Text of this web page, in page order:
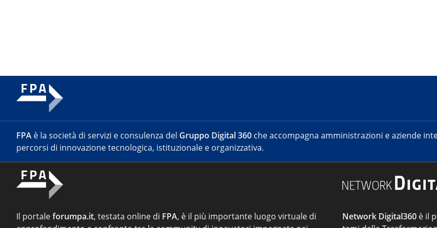
FPA è la società di servizi e consulenza del Gruppo Digital 360 che accompagna amministrazioni e aziende
percorsi di innovazione tecnologica, istituzionale e organizzativa.
Il portaleforumpa.it, testata online di FPA, è il più importante luogo virtuale di
Network Digital360 è il